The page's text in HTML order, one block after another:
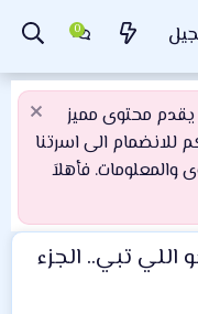
يقدم محتوى مميز
للانضمام الى اسرتنا
والمعلومات. فأهلاَ
تبي.. الجزء